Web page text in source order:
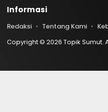
Informasi
Redaksi Tentang Kami
Copyright © 2026 Topik Sumut.